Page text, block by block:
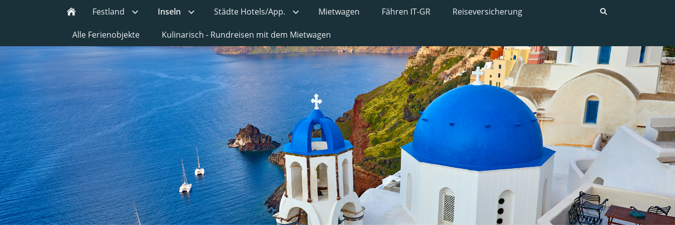
Festland Inseln Städte Hotels/App. Mietwagen Fähren IT-GR Reiseversicherung
Alle Ferienobjekte Kulinarisch - Rundreisen mit dem Mietwagen